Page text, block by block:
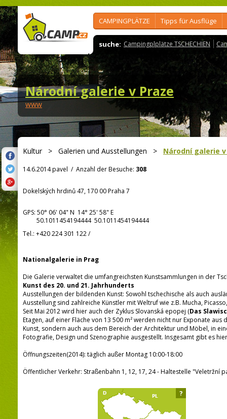
CAMPINGPLÄTZE Tipps für Ausflüge
suche: Campingplplätze TSCHECHIEN
Národní galerie v Praze
www
Kultur> Galerien und Ausstellungen > Národní galerie
14.6.2014 pavel / Anzahl der Besuche: 308
Dokelských hrdinů 47, 170 00 Praha 7
GPS: 50° 06' 04" N 14° 25' 58" E
50.1011454194444 50.1011454194444
Tel.: +420 224 301 122/
Nationalgalerie in Prag
Die Galerie verwaltet die umfangreichsten Kunstsammlungen in der
Kunst des 20. und 21. Jahrhunderts
Ausstellungen der bildenden Kunst: Sowohl tschechische als auch
Ausstellung sind zahlreiche Künstler mit Weltruf wie z.B. Mucha,
Seit Mai 2012 wird hier auch der Zyklus Slovanská epopej (Das
Etagen, auf einer Fläche von 13 500 m² werden nicht nur Exponate
Kunst, sondern auch aus dem Bereich der Architektur und Möbel, in
Fotografie, Design und Szenographie ausgestellt. Insgesamt gibt es
Öffnungszeiten(2014): täglich außer Montag 10:00-18:00
Öffentlicher Verkehr: Straßenbahn 1, 12, 17, 24 - Haltestelle "Veletržní
?